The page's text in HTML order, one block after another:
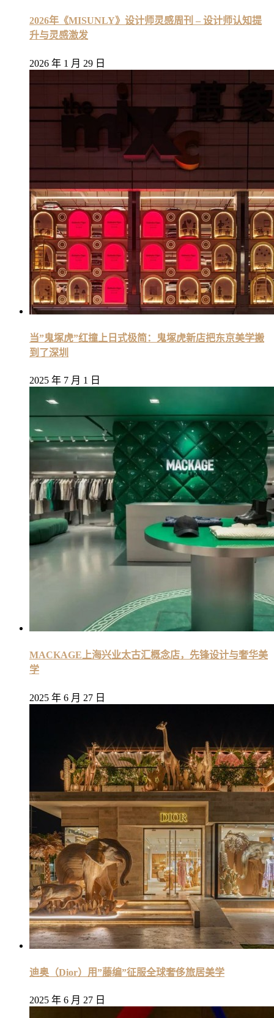
2026年《MISUNLY》设计师灵感周刊 – 设计师认知提
升与灵感激发
2026 年 1 月 29 日
当”鬼塚虎”红撞上日式极简：鬼塚虎新店把东京美学搬
到了深圳
2025 年 7 月 1 日
MACKAGE上海兴业太古汇概念店，先锋设计与奢华美
学
2025 年 6 月 27 日
迪奥（Dior）用”藤编”征服全球奢侈旅居美学
2025 年 6 月 27 日